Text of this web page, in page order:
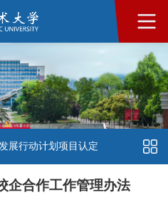
展行动计划项目认定
企合作工作管理办法